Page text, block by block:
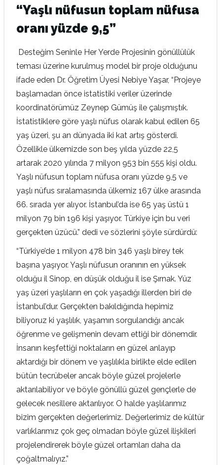
“Yaşlı nüfusun toplam nüfusa
oranı yüzde 9,5”
Desteğim Seninle Her Yerde Projesinin gönüllülük
teması üzerine kurulmuş model bir proje olduğunu
ifade eden Dr. Öğretim Üyesi Nebiye Yaşar, “Projeye
başlamadan önce istatistiki veriler üzerinde
koordinatörümüz Zeynep Gümüş ile çalışmıştık.
İstatistiklere göre yaşlı nüfus olarak kabul edilen 65
yaş üzeri, şu an dünyada iki kat artış gösterdi.
Özellikle ülkemizde son beş yılda yüzde 22,5
artarak 2020 yılında 7 milyon 953 bin 555 kişi oldu.
Yaşlı nüfusun toplam nüfusa oranı yüzde 9,5 ve
yaşlı nüfus sıralamasında ülkemiz 167 ülke arasında
66. sırada yer alıyor. İstanbul’da ise 65 yaş üstü 1
milyon 79 bin 196 kişi yaşıyor. Türkiye için bu veri
gerçekten üzücü.” dedi ve sözlerini şöyle sürdürdü:
“Türkiye’de 1 milyon 478 bin 346 yaşlı birey tek
başına yaşıyor. Yaşlı nüfusun oranının en yüksek
olduğu il Sinop, en düşük olduğu il ise Şırnak. Yüz
yaş üzeri yaşlıların en çok yaşadığı illerden biri de
İstanbul’dur. Gerçekten bakıldığında hepimiz
biliyoruz ki yaşlılık, yaşamın sorgulandığı ancak
öğrenme ve gelişmenin devam ettiği bir dönemdir.
İnsanın keşfettiği noktaların en güzel anlayıp
aktardığı bir dönem ve yaşlılıkla birlikte elde edilen
bütün tecrübeler ancak böyle güzel projelerle
aktarılabiliyor ve böyle gönüllü güzel gençlerle de
gelecek nesillere aktarılıyor. O halde yaşlılarımız
bizim gerçekten değerlerimiz. Değerlerimiz de kültür
varlıklarımız çok geç olmadan böyle güzel ilişkileri
projelendirerek böyle güzel ortamları daha da
çoğaltmalıyız.”